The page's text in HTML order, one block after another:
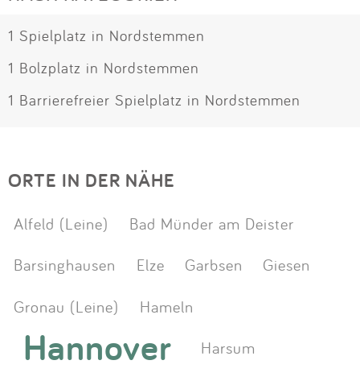
1 Spielplatz in Nordstemmen
1 Bolzplatz in Nordstemmen
1 Barrierefreier Spielplatz in Nordstemmen
ORTE IN DER NÄHE
Alfeld (Leine)
Bad Münder am Deister
Barsinghausen
Elze Garbsen
Giesen
Gronau (Leine)
Hameln
Hannover
Harsum